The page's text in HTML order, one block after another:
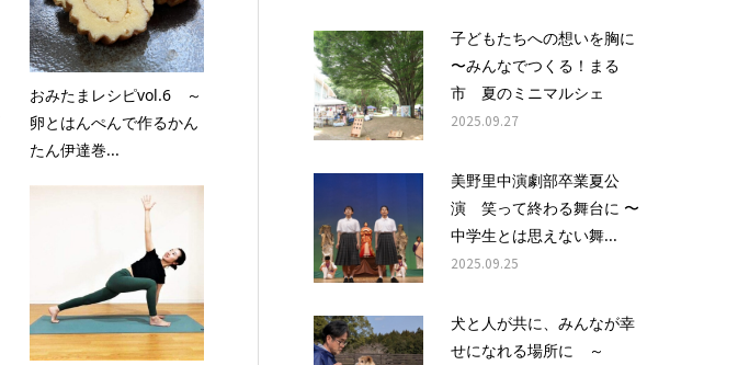
おみたまレシピvol.6 ～
卵とはんぺんで作るかん
たん伊達巻...
子どもたちへの想いを胸に
〜みんなでつくる！まる
市 夏のミニマルシェ
2025.09.27
美野里中演劇部卒業夏公
演 笑って終わる舞台に 〜
中学生とは思えない舞...
2025.09.25
犬と人が共に、みんなが幸
せになれる場所に ～